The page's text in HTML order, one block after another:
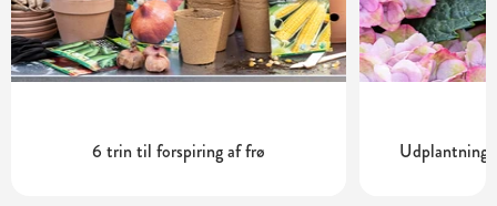
6 trin til forspiring af frø Udplantning